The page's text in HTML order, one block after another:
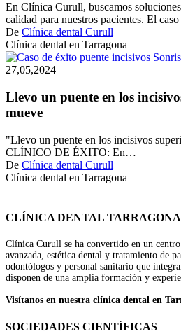
gusta
la
estética
de
mi
En Clínica Curull, buscamos
calidad para nuestros pacientes. El
De Clínica dental Curull
Clínica dental en Tarragona
27,05,2024
Llevo un puente en los
mueve
"Llevo un puente en los incisivos
CLÍNICO DE ÉXITO: En…
De Clínica dental Curull
Clínica dental en Tarragona
CLÍNICA DENTAL TARRAGONA
Clínica Curull se ha convertido en un
avanzada, estética dental y tratamiento de
odontólogos y personal sanitario que
disponen de una amplia formación y
Visítanos en nuestra clínica dental en
SOCIEDADES CIENTÍFICAS